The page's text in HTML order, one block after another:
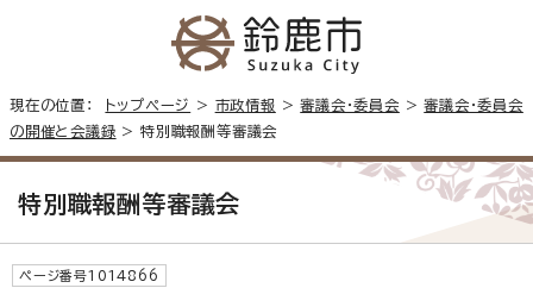
現在の位置： トップページ > 市政情報 >審議会・委員会 >審議会・委員会
の開催と会議録 > 特別職報酬等審議会
特別職報酬等審議会
ページ番号1014866